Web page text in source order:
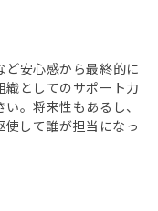
安心感から最終的に
織としてのサポート力
。将来性もあるし、
して誰が担当になっ